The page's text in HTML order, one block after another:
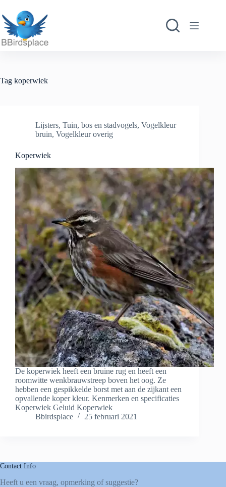
naar
de
inhoud
Tag koperwiek
Lijsters, Tuin, bos en stadvogels, Vogelkleur
bruin, Vogelkleur overig
Koperwiek
De koperwiek heeft een bruine rug en heeft een
roomwitte wenkbrauwstreep boven het oog. Ze
hebben een gespikkelde borst met aan de zijkant een
opvallende koper kleur. Kenmerken en specificaties
Koperwiek Geluid Koperwiek
Bbirdsplace
25 februari 2021
Contact Info
Heeft u een vraag, opmerking of suggestie?